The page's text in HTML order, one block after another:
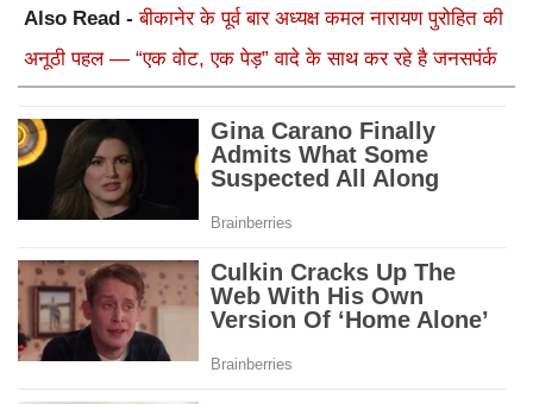
Also Read -बीकानेर के पूर्व बार अध्यक्ष कमल नारायण पुरोहित की
अनूठी पहल — “एक वोट, एक पेड़” वादे के साथ कर रहे है जनसपंर्क